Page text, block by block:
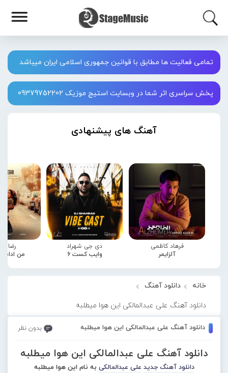
تمامی فعالیت ها مطابق با قوانین جمهوری اسلامی ایران میباشد
پخش سراسری اثر شما در وبسایت استیج موزیک 09379752202
آهنگ های پیشنهادی
فرهاد کاظمی
آلزایمر
دی جی شهراد
وایب کست 6
رضا
من
خانه دانلود آهنگ
دانلود آهنگ علی عبدالمالکی این هوا میطلبه
دانلود آهنگ علی عبدالمالکی این هوا میطلبه بدون نظر
دانلود آهنگ علی عبدالمالکی این هوا میطلبه
دانلود آهنگ جدید علی عبدالمالکی به نام این هوا میطلبه